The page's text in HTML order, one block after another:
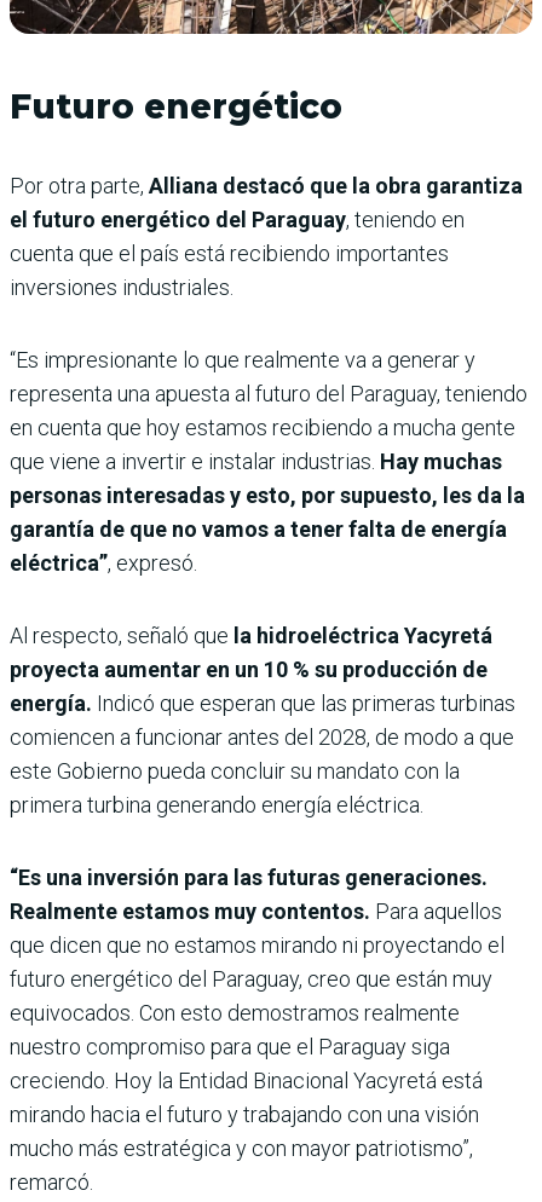
Futuro energético
Por otra parte, Alliana destacó que la obra garantiza
el futuro energético del Paraguay, teniendo en
cuenta que el país está recibiendo importantes
inversiones industriales.
“Es impresionante lo que realmente va a generar y
representa una apuesta al futuro del Paraguay, teniendo
en cuenta que hoy estamos recibiendo a mucha gente
que viene a invertir e instalar industrias. Hay muchas
personas interesadas y esto, por supuesto, les da la
garantía de que no vamos a tener falta de energía
eléctrica”, expresó.
Al respecto, señaló que la hidroeléctrica Yacyretá
proyecta aumentar en un 10 % su producción de
energía. Indicó que esperan que las primeras turbinas
comiencen a funcionar antes del 2028, de modo a que
este Gobierno pueda concluir su mandato con la
primera turbina generando energía eléctrica.
“Es una inversión para las futuras generaciones.
Realmente estamos muy contentos. Para aquellos
que dicen que no estamos mirando ni proyectando el
futuro energético del Paraguay, creo que están muy
equivocados. Con esto demostramos realmente
nuestro compromiso para que el Paraguay siga
creciendo. Hoy la Entidad Binacional Yacyretá está
mirando hacia el futuro y trabajando con una visión
mucho más estratégica y con mayor patriotismo”,
remarcó.